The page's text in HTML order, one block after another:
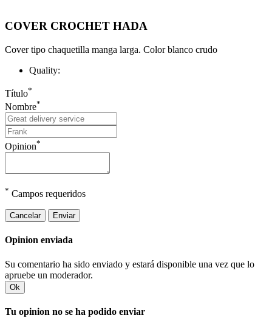
COVER CROCHET HADA
Cover tipo chaquetilla manga larga. Color blanco crudo
Quality:
Título*
Nombre*
Opinion*
* Campos requeridos
Cancelar Enviar
Opinion enviada
Su comentario ha sido enviado y estará disponible una vez que lo
apruebe un moderador.
Ok
Tu opinion no se ha podido enviar